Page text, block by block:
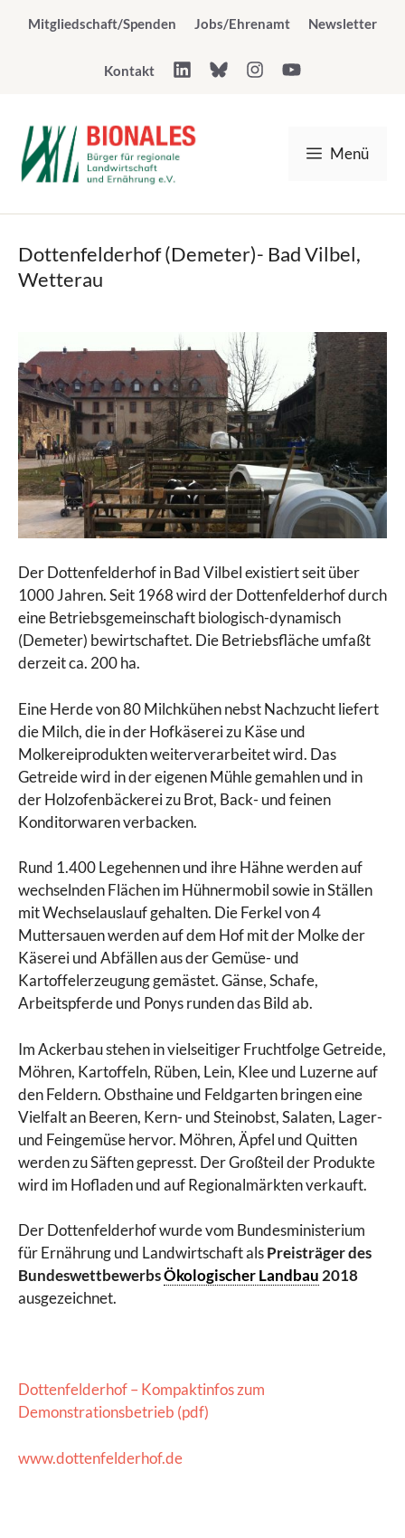
InhaltMitgliedschaft/Spenden Jobs/Ehrenamt Newsletter
Kontakt
Menü
Dottenfelderhof (Demeter)- Bad Vilbel,
Wetterau
Der Dottenfelderhof in Bad Vilbel existiert seit über
1000 Jahren. Seit 1968 wird der Dottenfelderhof durch
eine Betriebsgemeinschaft biologisch-dynamisch
(Demeter) bewirtschaftet. Die Betriebsfläche umfaßt
derzeit ca. 200 ha.
Eine Herde von 80 Milchkühen nebst Nachzucht liefert
die Milch, die in der Hofkäserei zu Käse und
Molkereiprodukten weiterverarbeitet wird. Das
Getreide wird in der eigenen Mühle gemahlen und in
der Holzofenbäckerei zu Brot, Back- und feinen
Konditorwaren verbacken.
Rund 1.400 Legehennen und ihre Hähne werden auf
wechselnden Flächen im Hühnermobil sowie in Ställen
mit Wechselauslauf gehalten. Die Ferkel von 4
Muttersauen werden auf dem Hof mit der Molke der
Käserei und Abfällen aus der Gemüse- und
Kartoffelerzeugung gemästet. Gänse, Schafe,
Arbeitspferde und Ponys runden das Bild ab.
Im Ackerbau stehen in vielseitiger Fruchtfolge Getreide,
Möhren, Kartoffeln, Rüben, Lein, Klee und Luzerne auf
den Feldern. Obsthaine und Feldgarten bringen eine
Vielfalt an Beeren, Kern- und Steinobst, Salaten, Lager-
und Feingemüse hervor. Möhren, Äpfel und Quitten
werden zu Säften gepresst. Der Großteil der Produkte
wird im Hofladen und auf Regionalmärkten verkauft.
Der Dottenfelderhof wurde vom Bundesministerium
für Ernährung und Landwirtschaft alsPreisträger des
BundeswettbewerbsÖkologischer Landbau2018
ausgezeichnet.
Dottenfelderhof – Kompaktinfos zum
Demonstrationsbetrieb (pdf)
www.dottenfelderhof.de